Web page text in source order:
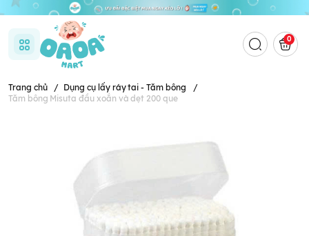
0
Trang chủ / Dụng cụ lấy ráy tai - Tăm bông
/
Tăm bông Misuta đầu xoắn và dẹt 200 que